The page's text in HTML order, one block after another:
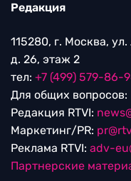
Редакция
115280, г. Москва,
д. 26, этаж 2
тел: +7 (499) 579-86-
Для общих вопросов:
Редакция RTVI:
Маркетинг/PR:
Реклама RTVI: adv-
Партнерские